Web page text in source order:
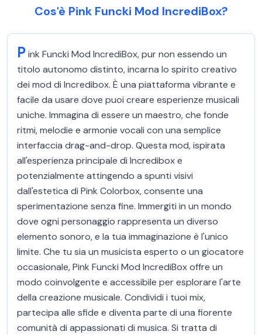
Cos'è Pink Funcki Mod IncrediBox?
Pink Funcki Mod IncrediBox, pur non essendo un
titolo autonomo distinto, incarna lo spirito creativo
dei mod di Incredibox. È una piattaforma vibrante e
facile da usare dove puoi creare esperienze musicali
uniche. Immagina di essere un maestro, che fonde
ritmi, melodie e armonie vocali con una semplice
interfaccia drag-and-drop. Questa mod, ispirata
all'esperienza principale di Incredibox e
potenzialmente attingendo a spunti visivi
dall'estetica di Pink Colorbox, consente una
sperimentazione senza fine. Immergiti in un mondo
dove ogni personaggio rappresenta un diverso
elemento sonoro, e la tua immaginazione è l'unico
limite. Che tu sia un musicista esperto o un giocatore
occasionale, Pink Funcki Mod IncrediBox offre un
modo coinvolgente e accessibile per esplorare l'arte
della creazione musicale. Condividi i tuoi mix,
partecipa alle sfide e diventa parte di una fiorente
comunità di appassionati di musica. Si tratta di